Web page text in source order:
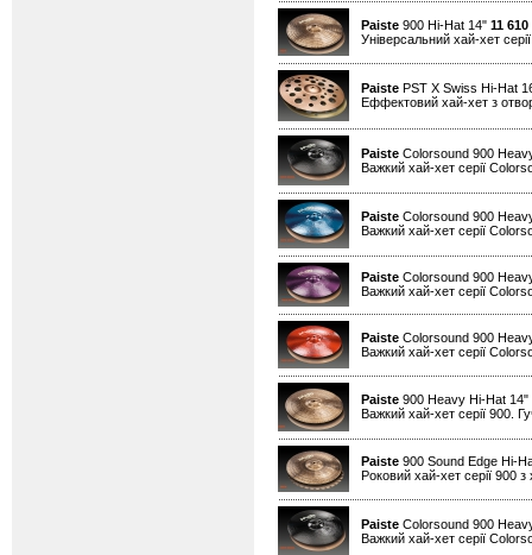
Paiste 900 Hi-Hat 14" 11 610
Універсальний хай-хет
Paiste PST X Swiss Hi-Hat
Еффектовий хай-хет з
Paiste Colorsound 900
Важкий хай-хет серії
Paiste Colorsound 900
Важкий хай-хет серії
Paiste Colorsound 900
Важкий хай-хет серії
Paiste Colorsound 900
Важкий хай-хет серії
Paiste 900 Heavy Hi-Hat 14"
Важкий хай-хет серії 900.
Paiste 900 Sound Edge Hi-
Роковий хай-хет серії 900
Paiste Colorsound 900
Важкий хай-хет серії